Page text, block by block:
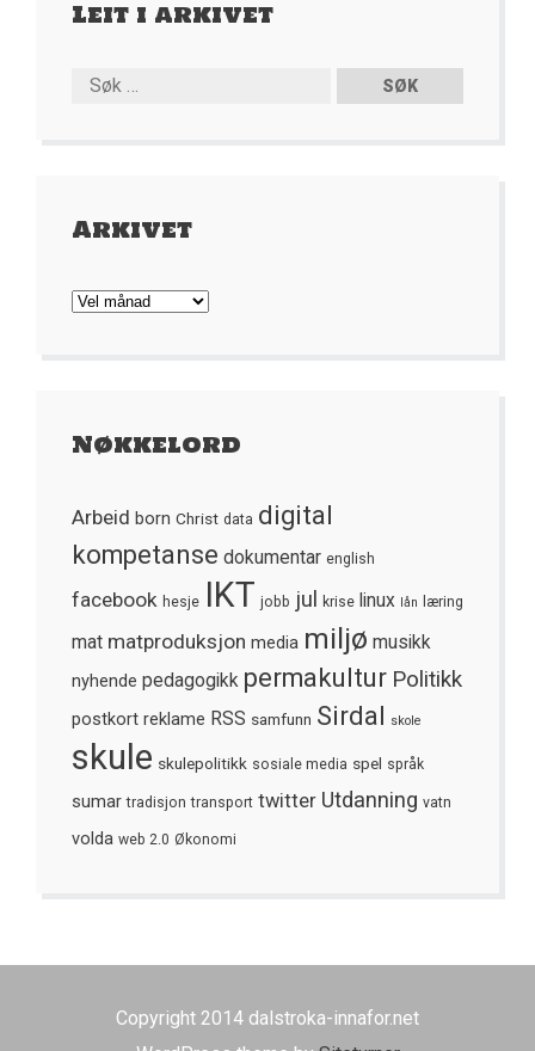
Leit i arkivet
Arkivet
Arkivet
Nøkkelord
Arbeid born Christ data digital
kompetanse dokumentar english
facebook hesje IKT jobb jul krise linux lån læring
mat matproduksjon media miljø musikk
nyhende pedagogikk permakultur Politikk
postkort reklame RSS samfunn Sirdal skole
skule skulepolitikk sosiale media spel språk
sumar tradisjon transport twitter Utdanning vatn
volda web 2.0 Økonomi
Copyright 2014 dalstroka-innafor.net